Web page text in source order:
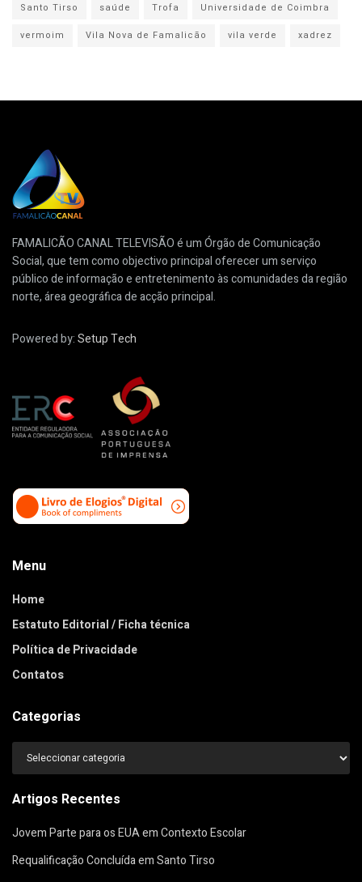
Santo Tirso
saúde Trofa
Universidade de Coimbra
vermoim
Vila Nova de Famalicão vila verde xadrez
FAMALICÃO CANAL TELEVISÃO é um Órgão de Comunicação
Social, que tem como objectivo principal oferecer um serviço
público de informação e entretenimento às comunidades da região
norte, área geográfica de acção principal.
Powered by:Setup Tech
Menu
Home
Estatuto Editorial / Ficha técnica
Política de Privacidade
Contatos
Categorias
Categorias
Artigos Recentes
Jovem Parte para os EUA em Contexto Escolar
Requalificação Concluída em Santo Tirso